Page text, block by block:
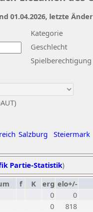
Kategorie
Geschlecht
Spielberechtigung
Salzburg Steiermark
01.04.2026, letzte
Partie-Statistik)
f K erg elo+/-
0
0
0
818